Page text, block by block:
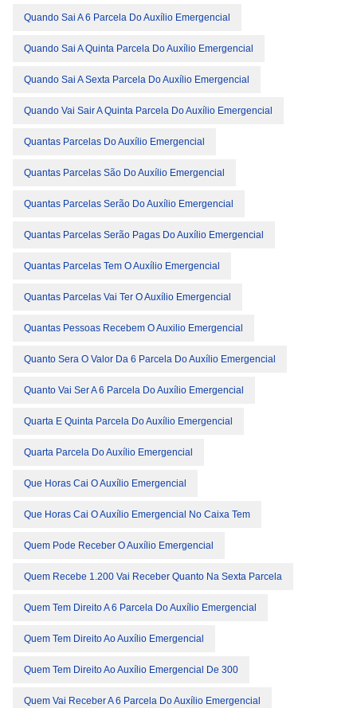
Quando Sai A 6 Parcela Do Auxílio Emergencial
Quando Sai A Quinta Parcela Do Auxílio Emergencial
Quando Sai A Sexta Parcela Do Auxílio Emergencial
Quando Vai Sair A Quinta Parcela Do Auxílio Emergencial
Quantas Parcelas Do Auxílio Emergencial
Quantas Parcelas São Do Auxílio Emergencial
Quantas Parcelas Serão Do Auxílio Emergencial
Quantas Parcelas Serão Pagas Do Auxílio Emergencial
Quantas Parcelas Tem O Auxílio Emergencial
Quantas Parcelas Vai Ter O Auxílio Emergencial
Quantas Pessoas Recebem O Auxilio Emergencial
Quanto Sera O Valor Da 6 Parcela Do Auxílio Emergencial
Quanto Vai Ser A 6 Parcela Do Auxílio Emergencial
Quarta E Quinta Parcela Do Auxílio Emergencial
Quarta Parcela Do Auxílio Emergencial
Que Horas Cai O Auxílio Emergencial
Que Horas Cai O Auxílio Emergencial No Caixa Tem
Quem Pode Receber O Auxílio Emergencial
Quem Recebe 1.200 Vai Receber Quanto Na Sexta Parcela
Quem Tem Direito A 6 Parcela Do Auxílio Emergencial
Quem Tem Direito Ao Auxílio Emergencial
Quem Tem Direito Ao Auxílio Emergencial De 300
Quem Vai Receber A 6 Parcela Do Auxílio Emergencial